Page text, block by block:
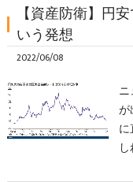
【資産防衛】円
いう発想
2022/06/08
が